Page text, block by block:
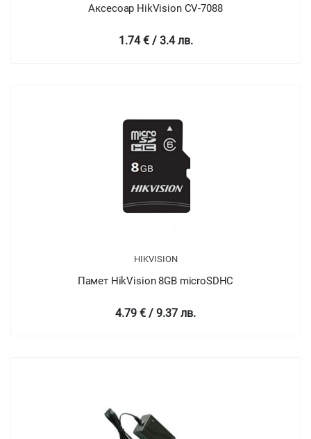
Аксесоар HikVision CV-7088
1.74 € / 3.4 лв.
HIKVISION
Памет HikVision 8GB microSDHC
4.79 € / 9.37 лв.